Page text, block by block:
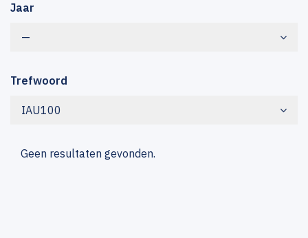
Jaar
—
Trefwoord
IAU100
Geen resultaten gevonden.